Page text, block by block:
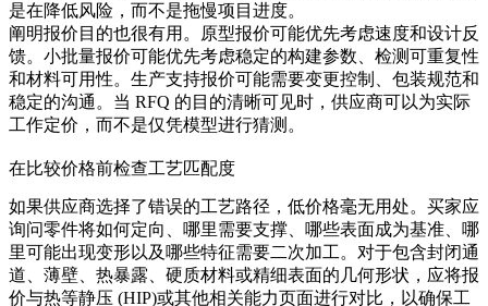
是在降低风险，而不是拖慢项目进度。
阐明报价目的也很有用。原型报价可能优先考虑速度和设计反
馈。小批量报价可能优先考虑稳定的构建参数、检测可重复性
和材料可用性。生产支持报价可能需要变更控制、包装规范和
稳定的沟通。当 RFQ 的目的清晰可见时，供应商可以为实际
工作定价，而不是仅凭模型进行猜测。
在比较价格前检查工艺匹配度
如果供应商选择了错误的工艺路径，低价格毫无用处。买家应
询问零件将如何定向、哪里需要支撑、哪些表面成为基准、哪
里可能出现变形以及哪些特征需要二次加工。对于包含封闭通
道、薄壁、热暴露、硬质材料或精细表面的几何形状，应将报
价与热等静压 (HIP)或其他相关能力页面进行对比，以确保工